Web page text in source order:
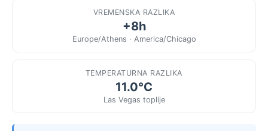
VREMENSKA RAZLIKA
+8h
Europe/Athens · America/Chicago
TEMPERATURNA RAZLIKA
11.0°C
Las Vegas toplije